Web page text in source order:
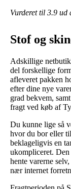
Vurderet til 3.9 ud
Stof og
Adskillige
del forskellige
afleveret pakken
efter dine nye
grad bekvem,
fragt ved køb af
Du kunne lige så
hvor du bor eller
beklageligvis en
ukompliceret.
hente varerne
nær internet